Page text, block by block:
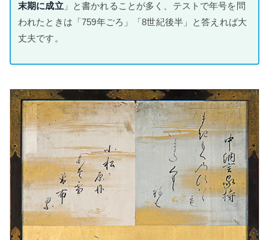
末期に成立」と書かれることが多く、テストで年号を問
われたときは「759年ごろ」「8世紀後半」と答えれば大
丈夫です。